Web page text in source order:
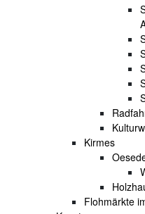
Kirmes
Flohmärkte